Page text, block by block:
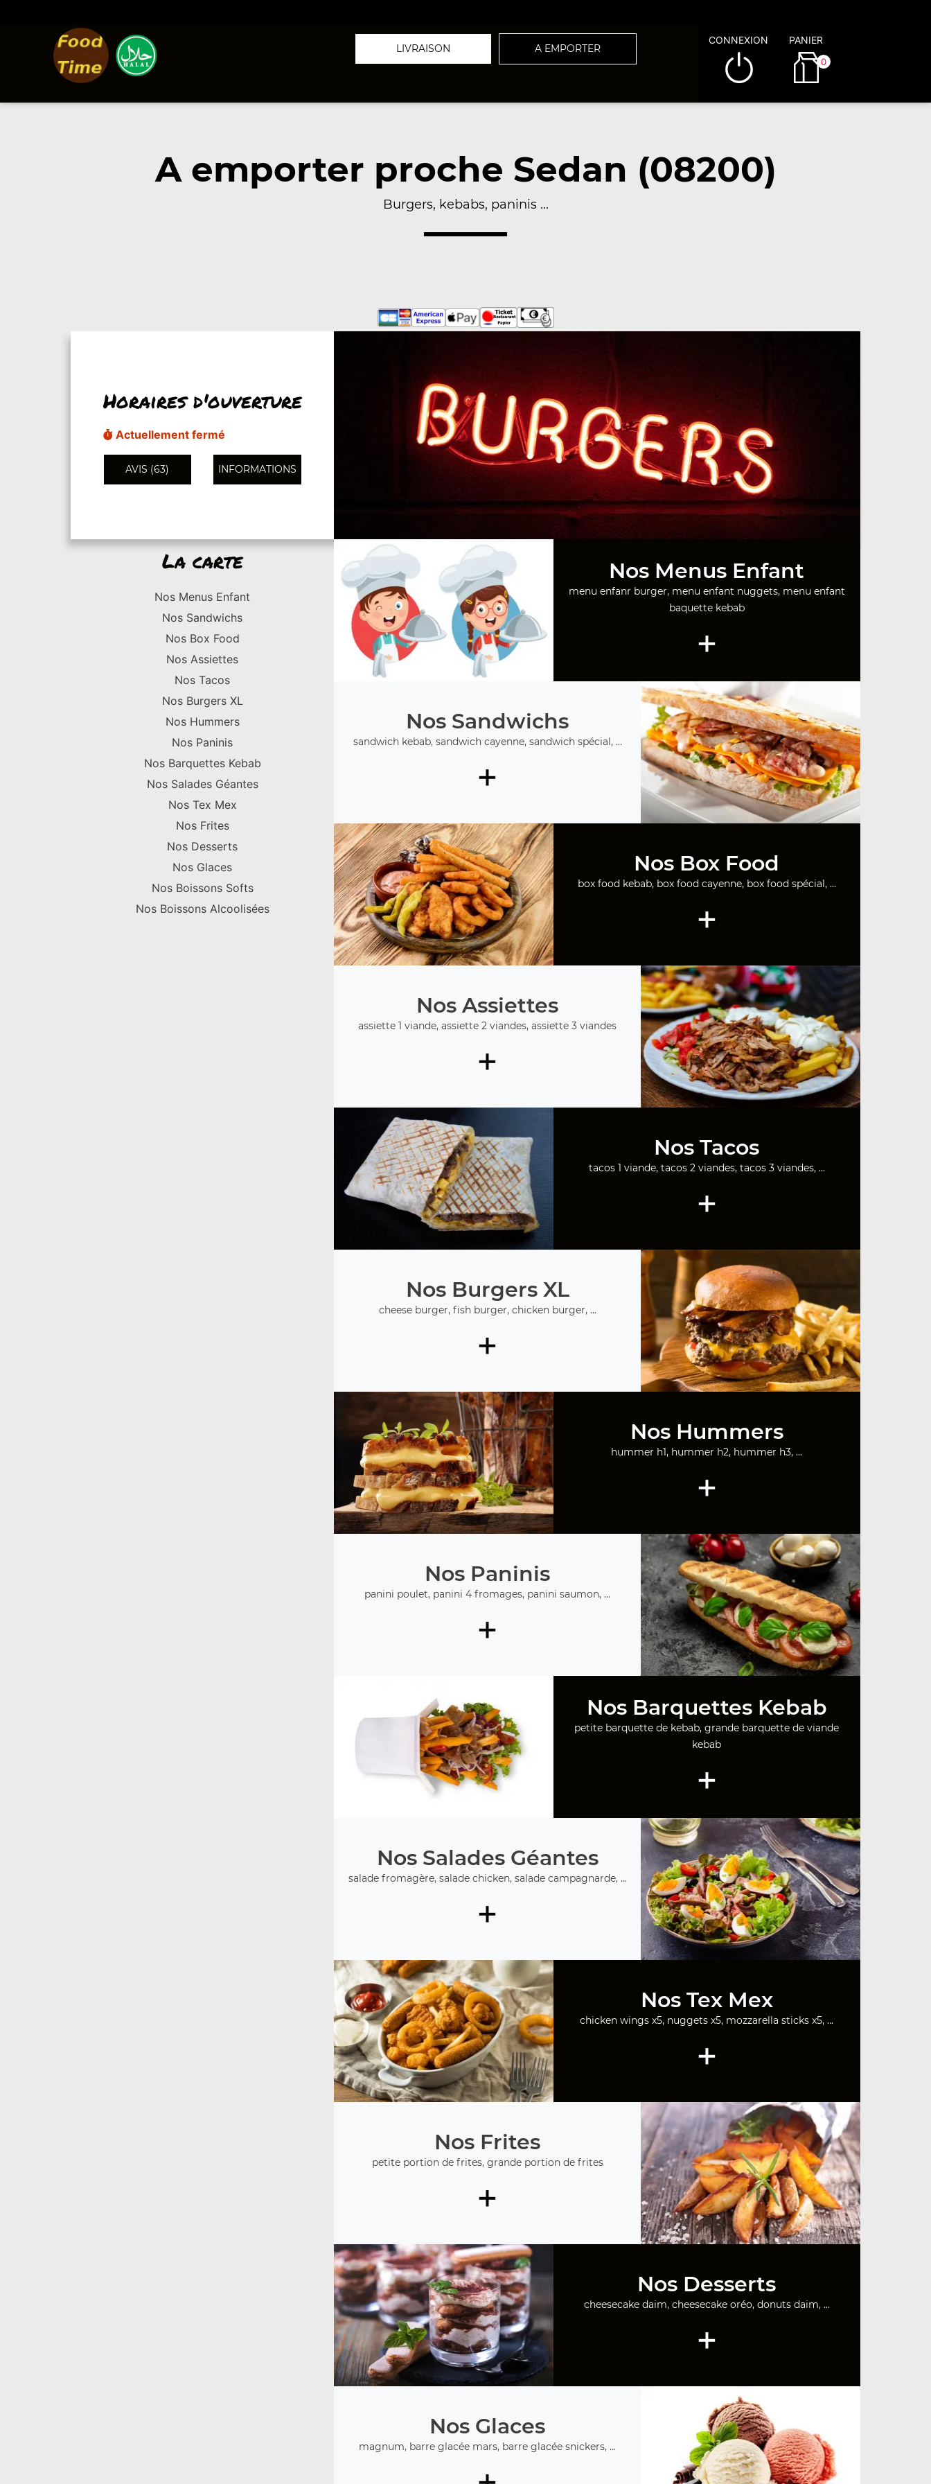
LIVRAISON A EMPORTER
CONNEXION PANIER
0
A emporter proche Sedan (08200)
Burgers, kebabs, paninis ...
Horaires d'ouverture
Actuellement fermé
AVIS (63) INFORMATIONS
La carte
Nos Menus Enfant
Nos Sandwichs
Nos Box Food
Nos Assiettes
Nos Tacos
Nos Burgers XL
Nos Hummers
Nos Paninis
Nos Barquettes Kebab
Nos Salades Géantes
Nos Tex Mex
Nos Frites
Nos Desserts
Nos Glaces
Nos Boissons Softs
Nos Boissons Alcoolisées
Nos Menus Enfant
menu enfanr burger, menu enfant nuggets, menu enfant
baquette kebab
+
Nos Sandwichs
sandwich kebab, sandwich cayenne, sandwich spécial, ...
+
Nos Box Food
box food kebab, box food cayenne, box food spécial, ...
+
Nos Assiettes
assiette 1 viande, assiette 2 viandes, assiette 3 viandes
+
Nos Tacos
tacos 1 viande, tacos 2 viandes, tacos 3 viandes, ...
+
Nos Burgers XL
cheese burger, fish burger, chicken burger, ...
+
Nos Hummers
hummer h1, hummer h2, hummer h3, ...
+
Nos Paninis
panini poulet, panini 4 fromages, panini saumon, ...
+
Nos Barquettes Kebab
petite barquette de kebab, grande barquette de viande
kebab
+
Nos Salades Géantes
salade fromagère, salade chicken, salade campagnarde, ...
+
Nos Tex Mex
chicken wings x5, nuggets x5, mozzarella sticks x5, ...
+
Nos Frites
petite portion de frites, grande portion de frites
+
Nos Desserts
cheesecake daim, cheesecake oréo, donuts daim, ...
+
Nos Glaces
magnum, barre glacée mars, barre glacée snickers, ...